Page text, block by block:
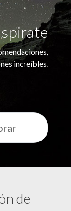
increíbles.
de